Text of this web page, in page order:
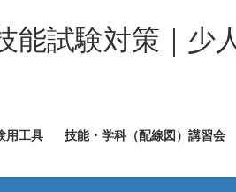
能試験対策｜少
用工具 技能・学科（配線図）講習会